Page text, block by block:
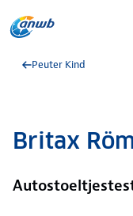
Peuter Kind
Britax